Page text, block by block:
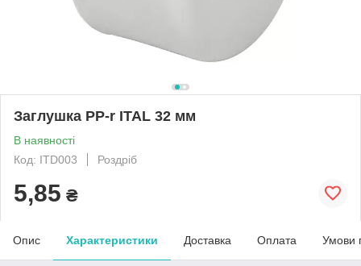
Заглушка PP-r ITAL 32 мм
В наявності
Код: ITD003
Роздріб
5,85 ₴
Опис Характеристики Доставка Оплата Умови